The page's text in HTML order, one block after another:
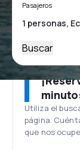
Pasajeros
Buscar
Utiliza el
página.
que nos